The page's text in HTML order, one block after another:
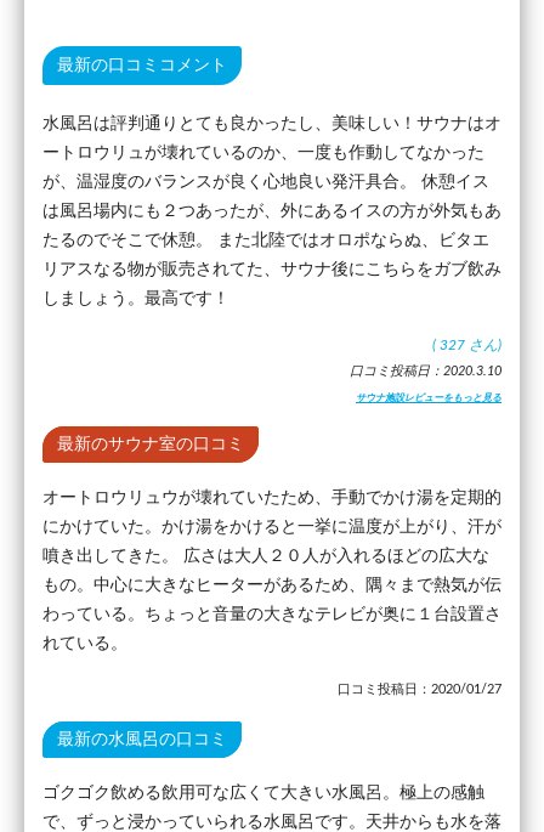
最新の口コミコメント
水風呂は評判通りとても良かったし、美味しい！サウナはオ
ートロウリュが壊れているのか、一度も作動してなかった
が、温湿度のバランスが良く心地良い発汗具合。 休憩イス
は風呂場内にも２つあったが、外にあるイスの方が外気もあ
たるのでそこで休憩。 また北陸ではオロポならぬ、ビタエ
リアスなる物が販売されてた、サウナ後にこちらをガブ飲み
しましょう。最高です！
( 327 さん)
口コミ投稿日：2020.3.10
サウナ施設レビューをもっと見る
最新のサウナ室の口コミ
オートロウリュウが壊れていたため、手動でかけ湯を定期的
にかけていた。かけ湯をかけると一挙に温度が上がり、汗が
噴き出してきた。 広さは大人２０人が入れるほどの広大な
もの。中心に大きなヒーターがあるため、隅々まで熱気が伝
わっている。ちょっと音量の大きなテレビが奥に１台設置さ
れている。
口コミ投稿日：2020/01/27
最新の水風呂の口コミ
ゴクゴク飲める飲用可な広くて大きい水風呂。極上の感触
で、ずっと浸かっていられる水風呂です。天井からも水を落